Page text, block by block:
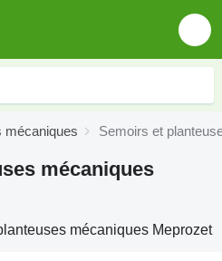
mécaniques Semoirs et
mécaniques
mécaniques Meprozet